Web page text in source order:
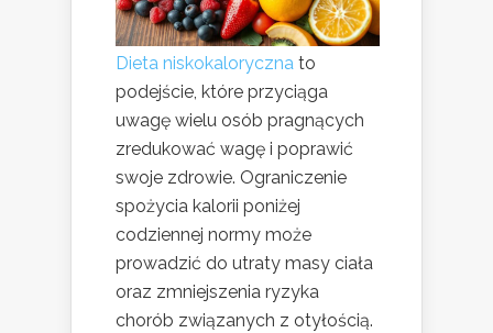
Dieta niskokaloryczna to
podejście, które przyciąga
uwagę wielu osób pragnących
zredukować wagę i poprawić
swoje zdrowie. Ograniczenie
spożycia kalorii poniżej
codziennej normy może
prowadzić do utraty masy ciała
oraz zmniejszenia ryzyka
chorób związanych z otyłością.